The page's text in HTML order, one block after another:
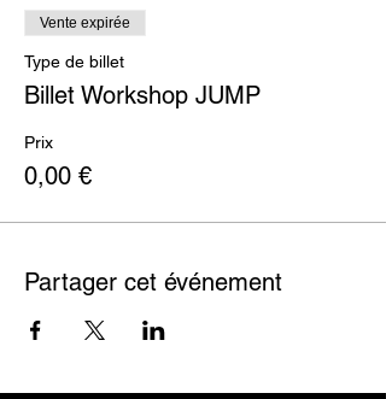
Vente expirée
Type de billet
Billet Workshop JUMP
Prix
0,00 €
Partager cet événement